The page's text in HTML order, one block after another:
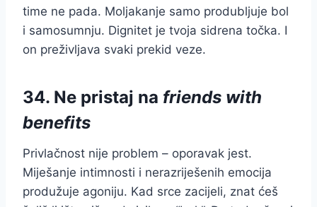
time ne pada. Moljakanje samo produbljuje bol
i samosumnju. Dignitet je tvoja sidrena točka. I
on preživljava svaki prekid veze.
34. Ne pristaj na friends with
benefits
Privlačnost nije problem – oporavak jest.
Miješanje intimnosti i nerazriješenih emocija
produžuje agoniju. Kad srce zacijeli, znat ćeš